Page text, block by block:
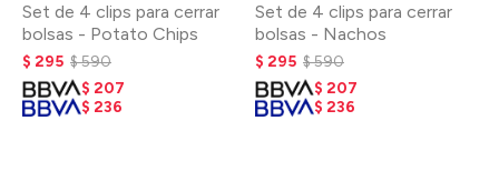
Set de 4 clips para cerrar
bolsas - Potato Chips
$ 295 $590
$ 207
$ 236
Set de 4 clips para cerrar
bolsas - Nachos
$ 295 $590
$ 207
$ 236